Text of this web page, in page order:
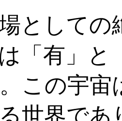
場としての
は「有」
この宇宙
世界で